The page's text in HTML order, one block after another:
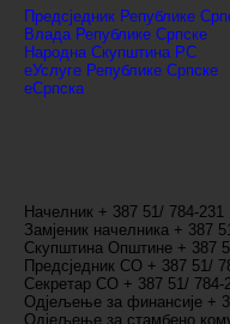
Предсједник Републике
Влада Републике Српске
Народна Скупштина РС
еУслуге Републике Српске
еСрпска
Начелник + 387 51/ 784-231
Замјеник начелника + 387
Скупштина Општине + 387
Предсједник СО + 387 51/
Секретар СО + 387 51/ 784-
Одјељење за финансије +
Одјељење за стамбено